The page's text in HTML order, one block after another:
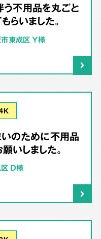
不用品を丸ごと
らいました。
東成区 Y様
のために不用品
いしました。
D様